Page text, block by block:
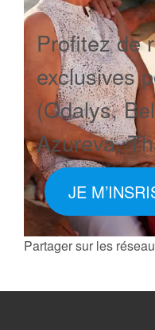
Profitez de
exclusives
(Odalys,
Azureva,
JE
Partager sur les